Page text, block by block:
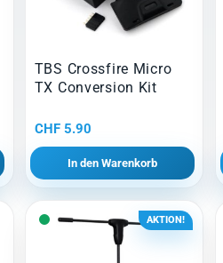
TBS Crossfire Micro
TX Conversion Kit
CHF5.90
In den Warenkorb
AKTION!